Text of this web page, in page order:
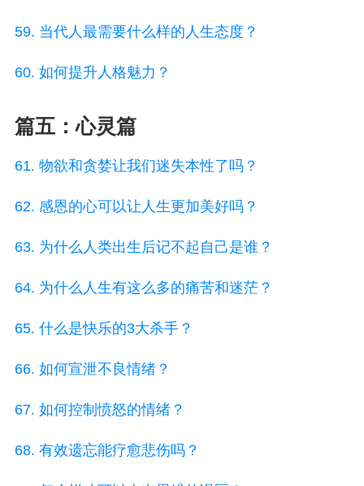
59. 当代人最需要什么样的人生态度？
60. 如何提升人格魅力？
篇五：心灵篇
61. 物欲和贪婪让我们迷失本性了吗？
62. 感恩的心可以让人生更加美好吗？
63. 为什么人类出生后记不起自己是谁？
64. 为什么人生有这么多的痛苦和迷茫？
65. 什么是快乐的3大杀手？
66. 如何宣泄不良情绪？
67. 如何控制愤怒的情绪？
68. 有效遗忘能疗愈悲伤吗？